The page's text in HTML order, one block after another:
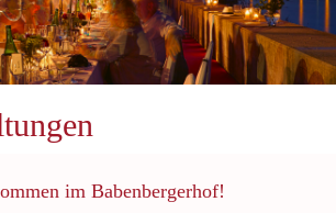
im Babenbergerhof!